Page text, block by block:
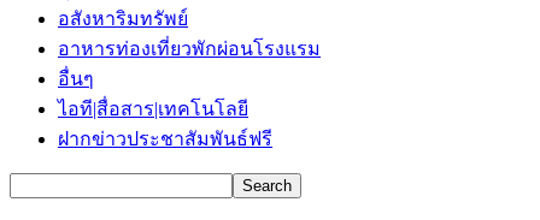
อสังหาริมทรัพย์
อาหารท่องเที่ยวพักผ่อนโรงแรม
อื่นๆ
ไอที|สื่อสาร|เทคโนโลยี
ฝากข่าวประชาสัมพันธ์ฟรี